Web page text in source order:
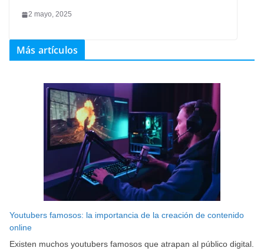
2 mayo, 2025
Más artículos
Youtubers famosos: la importancia de la creación de contenido
online
Existen muchos youtubers famosos que atrapan al público digital.